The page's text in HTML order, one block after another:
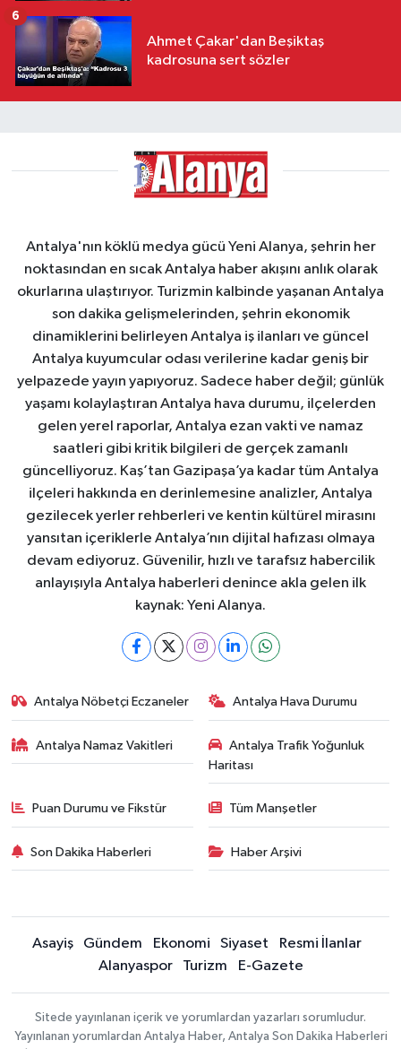
Ahmet Çakar'dan Beşiktaş
kadrosuna sert sözler
6
Antalya'nın köklü medya gücü Yeni Alanya, şehrin her
noktasından en sıcak Antalya haber akışını anlık olarak
okurlarına ulaştırıyor. Turizmin kalbinde yaşanan Antalya
son dakika gelişmelerinden, şehrin ekonomik
dinamiklerini belirleyen Antalya iş ilanları ve güncel
Antalya kuyumcular odası verilerine kadar geniş bir
yelpazede yayın yapıyoruz. Sadece haber değil; günlük
yaşamı kolaylaştıran Antalya hava durumu, ilçelerden
gelen yerel raporlar, Antalya ezan vakti ve namaz
saatleri gibi kritik bilgileri de gerçek zamanlı
güncelliyoruz. Kaş’tan Gazipaşa’ya kadar tüm Antalya
ilçeleri hakkında en derinlemesine analizler, Antalya
gezilecek yerler rehberleri ve kentin kültürel mirasını
yansıtan içeriklerle Antalya’nın dijital hafızası olmaya
devam ediyoruz. Güvenilir, hızlı ve tarafsız habercilik
anlayışıyla Antalya haberleri denince akla gelen ilk
kaynak: Yeni Alanya.
Antalya Nöbetçi Eczaneler Antalya Hava Durumu
Antalya Namaz Vakitleri
Antalya Trafik Yoğunluk
Haritası
Puan Durumu ve Fikstür Tüm Manşetler
Son Dakika Haberleri Haber Arşivi
Asayiş Gündem Ekonomi Siyaset
Resmi İlanlar
Alanyaspor
Turizm E-Gazete
Sitede yayınlanan içerik ve yorumlardan yazarları sorumludur.
Yayınlanan yorumlardan Antalya Haber, Antalya Son Dakika Haberleri